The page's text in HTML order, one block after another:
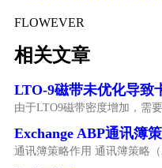
FLOWEVER
相关文章
LTO-9磁带未优化导致
由于LTO9磁带密度增加，需
Exchange ABP通讯簿
通讯簿策略作用 通讯簿策略（